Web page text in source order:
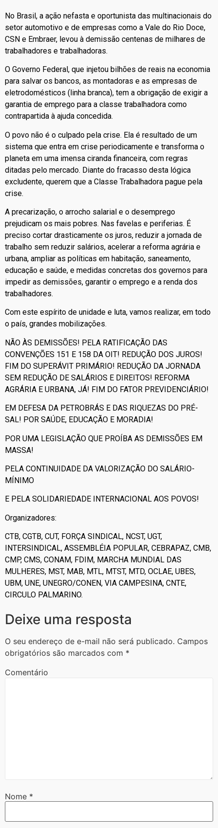
No Brasil, a ação nefasta e oportunista das multinacionais do
setor automotivo e de empresas como a Vale do Rio Doce,
CSN e Embraer, levou à demissão centenas de milhares de
trabalhadores e trabalhadoras.
O Governo Federal, que injetou bilhões de reais na economia
para salvar os bancos, as montadoras e as empresas de
eletrodomésticos (linha branca), tem a obrigação de exigir a
garantia de emprego para a classe trabalhadora como
contrapartida à ajuda concedida.
O povo não é o culpado pela crise. Ela é resultado de um
sistema que entra em crise periodicamente e transforma o
planeta em uma imensa ciranda financeira, com regras
ditadas pelo mercado. Diante do fracasso desta lógica
excludente, querem que a Classe Trabalhadora pague pela
crise.
A precarização, o arrocho salarial e o desemprego
prejudicam os mais pobres. Nas favelas e periferias. É
preciso cortar drasticamente os juros, reduzir a jornada de
trabalho sem reduzir salários, acelerar a reforma agrária e
urbana, ampliar as políticas em habitação, saneamento,
educação e saúde, e medidas concretas dos governos para
impedir as demissões, garantir o emprego e a renda dos
trabalhadores.
Com este espírito de unidade e luta, vamos realizar, em todo
o país, grandes mobilizações.
NÃO ÀS DEMISSÕES! PELA RATIFICAÇÃO DAS
CONVENÇÕES 151 E 158 DA OIT! REDUÇÃO DOS JUROS!
FIM DO SUPERÁVIT PRIMÁRIO! REDUÇÃO DA JORNADA
SEM REDUÇÃO DE SALÁRIOS E DIREITOS! REFORMA
AGRÁRIA E URBANA, JÁ! FIM DO FATOR PREVIDENCIÁRIO!
EM DEFESA DA PETROBRÁS E DAS RIQUEZAS DO PRÉ-
SAL! POR SAÚDE, EDUCAÇÃO E MORADIA!
POR UMA LEGISLAÇÃO QUE PROÍBA AS DEMISSÕES EM
MASSA!
PELA CONTINUIDADE DA VALORIZAÇÃO DO SALÁRIO-
MÍNIMO
E PELA SOLIDARIEDADE INTERNACIONAL AOS POVOS!
Organizadores:
CTB, CGTB, CUT, FORÇA SINDICAL, NCST, UGT,
INTERSINDICAL, ASSEMBLÉIA POPULAR, CEBRAPAZ, CMB,
CMP, CMS, CONAM, FDIM, MARCHA MUNDIAL DAS
MULHERES, MST, MAB, MTL, MTST, MTD, OCLAE, UBES,
UBM, UNE, UNEGRO/CONEN, VIA CAMPESINA, CNTE,
CIRCULO PALMARINO.
Deixe uma resposta
O seu endereço de e-mail não será publicado. Campos
obrigatórios são marcados com *
Comentário
Nome *